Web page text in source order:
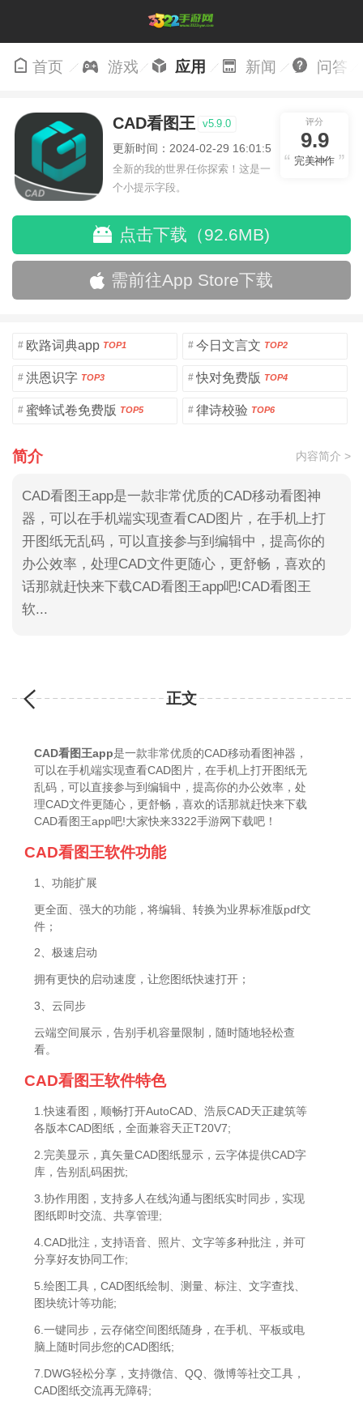
首页 游戏 应用 新闻 问答
CAD看图王 v5.9.0
更新时间：2024-02-29 16:01:50
全新的我的世界任你探索！这是一
个小提示字段。
评分
9.9
完美神作
点击下载（92.6MB)
需前往App Store下载
# 欧路词典app TOP1 # 今日文言文 TOP2
# 洪恩识字 TOP3 # 快对免费版 TOP4
# 蜜蜂试卷免费版 TOP5 # 律诗校验 TOP6
简介 内容简介 >
CAD看图王app是一款非常优质的CAD移动看图神
器，可以在手机端实现查看CAD图片，在手机上打
开图纸无乱码，可以直接参与到编辑中，提高你的
办公效率，处理CAD文件更随心，更舒畅，喜欢的
话那就赶快来下载CAD看图王app吧!CAD看图王
软...
正文
CAD看图王app是一款非常优质的CAD移动看图神器，
可以在手机端实现查看CAD图片，在手机上打开图纸无
乱码，可以直接参与到编辑中，提高你的办公效率，处
理CAD文件更随心，更舒畅，喜欢的话那就赶快来下载
CAD看图王app吧!大家快来3322手游网下载吧！
CAD看图王软件功能
1、功能扩展
更全面、强大的功能，将编辑、转换为业界标准版pdf文
件；
2、极速启动
拥有更快的启动速度，让您图纸快速打开；
3、云同步
云端空间展示，告别手机容量限制，随时随地轻松查
看。
CAD看图王软件特色
1.快速看图，顺畅打开AutoCAD、浩辰CAD天正建筑等
各版本CAD图纸，全面兼容天正T20V7;
2.完美显示，真矢量CAD图纸显示，云字体提供CAD字
库，告别乱码困扰;
3.协作用图，支持多人在线沟通与图纸实时同步，实现
图纸即时交流、共享管理;
4.CAD批注，支持语音、照片、文字等多种批注，并可
分享好友协同工作;
5.绘图工具，CAD图纸绘制、测量、标注、文字查找、
图块统计等功能;
6.一键同步，云存储空间图纸随身，在手机、平板或电
脑上随时同步您的CAD图纸;
7.DWG轻松分享，支持微信、QQ、微博等社交工具，
CAD图纸交流再无障碍;